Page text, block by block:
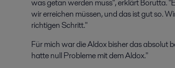
was getan werden muss", erklärt Borutta.
wir erreichen müssen, und das ist gut so.
richtigen Schritt."
Für mich war die Aldox bisher das absolut
hatte null Probleme mit dem Aldox."